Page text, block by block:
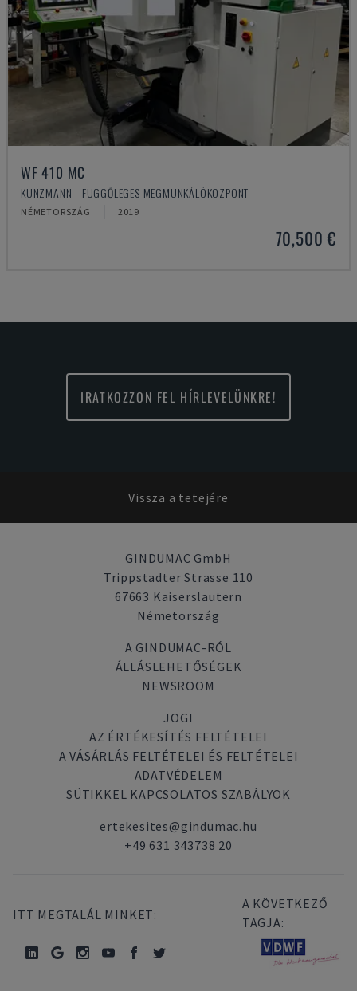
WF 410 MC
KUNZMANN - FÜGGŐLEGES MEGMUNKÁLÓKÖZPONT
NÉMETORSZÁG 2019
70,500 €
IRATKOZZON FEL HÍRLEVELÜNKRE!
Vissza a tetejére
GINDUMAC GmbH
Trippstadter Strasse 110
67663 Kaiserslautern
Németország
A GINDUMAC-RÓL
ÁLLÁSLEHETŐSÉGEK
NEWSROOM
JOGI
AZ ÉRTÉKESÍTÉS FELTÉTELEI
A VÁSÁRLÁS FELTÉTELEI ÉS FELTÉTELEI
ADATVÉDELEM
SÜTIKKEL KAPCSOLATOS SZABÁLYOK
ertekesites@gindumac.hu
+49 631 343738 20
ITT MEGTALÁL MINKET:
A KÖVETKEZŐ
TAGJA: